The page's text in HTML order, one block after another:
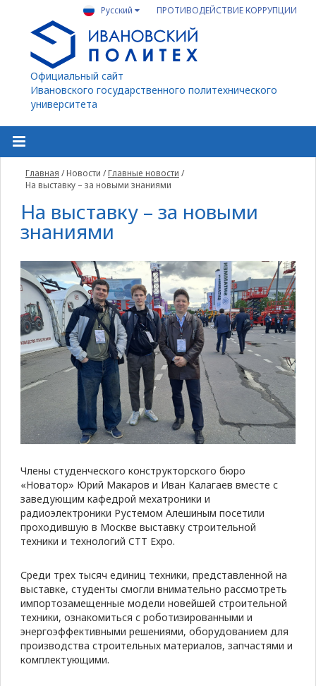
ПРОТИВОДЕЙСТВИЕ КОРРУПЦИИ
Русский
Официальный сайт
Ивановского государственного политехнического
университета
Главная /Новости /Главные новости /
На выставку – за новыми знаниями
На выставку – за новыми
знаниями
Члены студенческого конструкторского бюро
«Новатор» Юрий Макаров и Иван Калагаев вместе с
заведующим кафедрой мехатроники и
радиоэлектроники Рустемом Алешиным посетили
проходившую в Москве выставку строительной
техники и технологий CTT Expo.
Среди трех тысяч единиц техники, представленной на
выставке, студенты смогли внимательно рассмотреть
импортозамещенные модели новейшей строительной
техники, ознакомиться с роботизированными и
энергоэффективными решениями, оборудованием для
производства строительных материалов, запчастями и
комплектующими.